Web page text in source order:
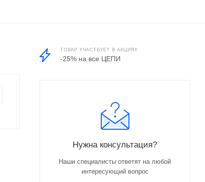
ТОВАР УЧАСТВУЕТ В АКЦИЯХ
-25% на все ЦЕПИ
Нужна консультация?
Наши специалисты ответят на любой
интересующий вопрос